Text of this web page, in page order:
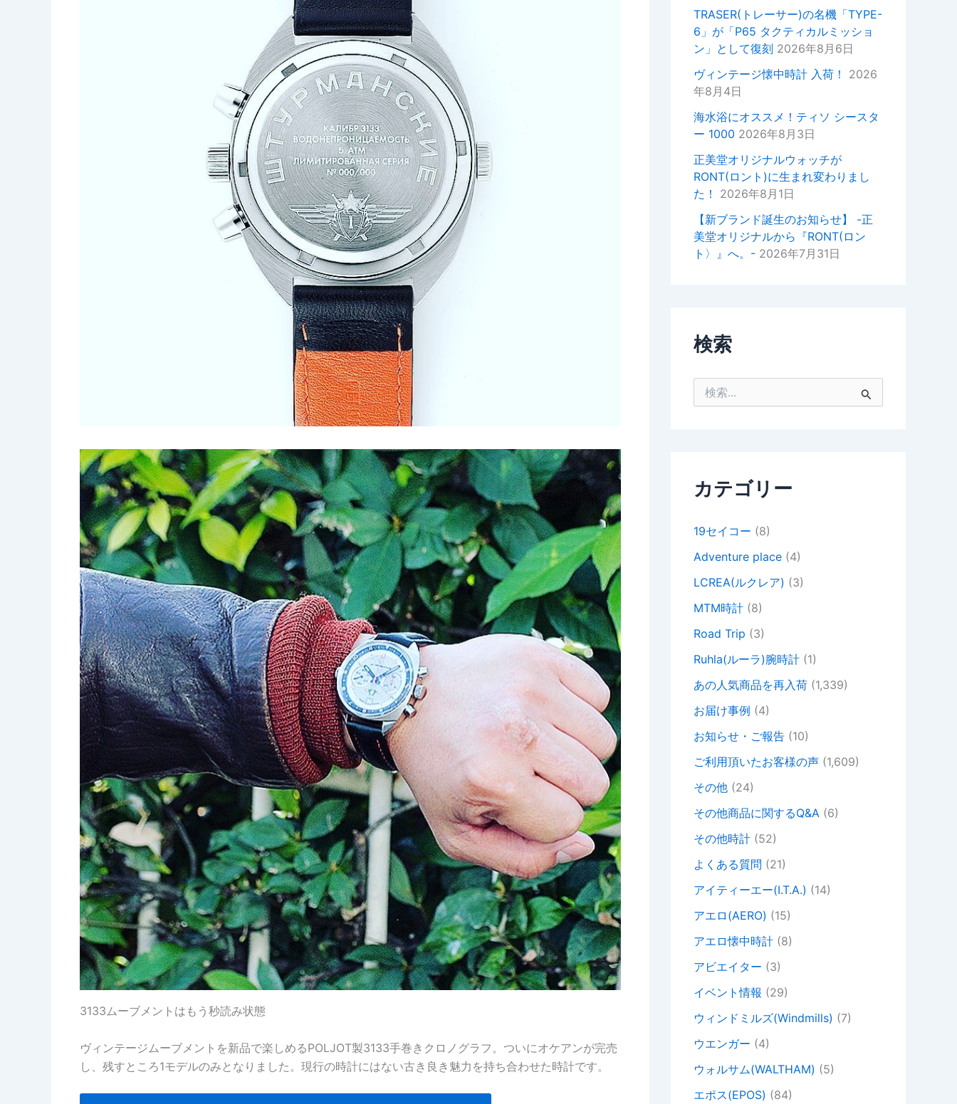
3133ムーブメントはもう秒読み状態
ヴィンテージムーブメントを新品で楽しめるPOLJOT製3133手巻きクロノグラフ。ついにオケアンが完売
し、残すところ1モデルのみとなりました。現行の時計にはない古き良き魅力を持ち合わせた時計です。
オーナーからの返信
k様
この度は嬉しい評価をいただき誠
にありがとうございます。
YouTubeの動画もご覧いただい
ているとのことで、スタッフ一同
大変嬉しい気持ちでございます。
次お越しの際はぜひお話しさせて
いただきたいので宜しければお声
掛けいただけると幸いでございま
す。
今後ともどうぞよろしくお願いい
たします。
正美堂時計店スタッフ
TRASER(トレーサー)の名機「TYPE-
6」が「P65 タクティカルミッショ
ン」として復刻 2026年8月6日
ヴィンテージ懐中時計 入荷！
2026
年8月4日
海水浴にオススメ！ティソ シースタ
ー 1000 2026年8月3日
正美堂オリジナルウォッチが
RONT(ロント)に生まれ変わりまし
た！
2026年8月1日
【新ブランド誕生のお知らせ】 -正
美堂オリジナルから『RONT(ロン
ト〉』へ。- 2026年7月31日
検索
カテゴリー
19セイコー (8)
Adventure place (4)
LCREA(ルクレア) (3)
MTM時計 (8)
Road Trip (3)
Ruhla(ルーラ)腕時計 (1)
あの人気商品を再入荷 (1,339)
お届け事例 (4)
お知らせ・ご報告 (10)
ご利用頂いたお客様の声 (1,609)
その他 (24)
その他商品に関するQ&A (6)
その他時計 (52)
よくある質問 (21)
アイティーエー(I.T.A.) (14)
アエロ(AERO) (15)
アエロ懐中時計 (8)
アビエイター (3)
イベント情報 (29)
ウィンドミルズ(Windmills) (7)
ウエンガー (4)
ウォルサム(WALTHAM) (5)
エポス(EPOS) (84)